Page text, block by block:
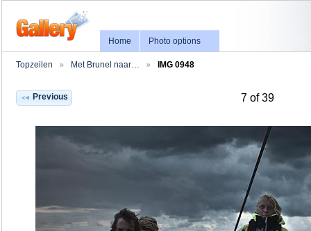
Home Photo options
Topzeilen Met Brunel naar… IMG 0948
Previous 7 of 39